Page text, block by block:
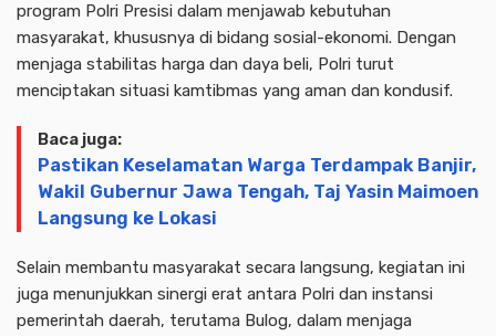
program Polri Presisi dalam menjawab kebutuhan
masyarakat, khususnya di bidang sosial-ekonomi. Dengan
menjaga stabilitas harga dan daya beli, Polri turut
menciptakan situasi kamtibmas yang aman dan kondusif.
Baca juga:
Pastikan Keselamatan Warga Terdampak Banjir,
Wakil Gubernur Jawa Tengah, Taj Yasin Maimoen
Langsung ke Lokasi
Selain membantu masyarakat secara langsung, kegiatan ini
juga menunjukkan sinergi erat antara Polri dan instansi
pemerintah daerah, terutama Bulog, dalam menjaga